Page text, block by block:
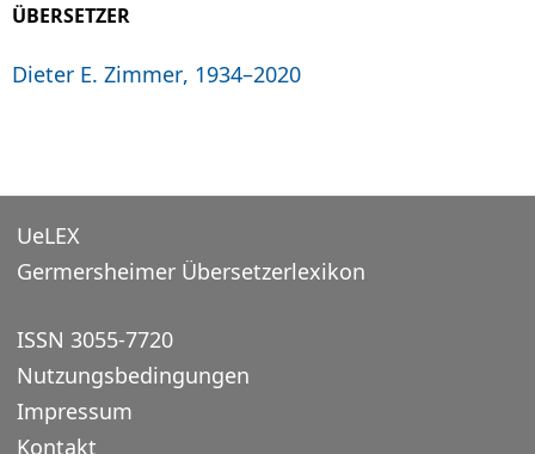
ÜBERSETZER
Dieter E. Zimmer, 1934–2020
UeLEX
Germersheimer Übersetzerlexikon
ISSN 3055-7720
Nutzungsbedingungen
Impressum
Kontakt